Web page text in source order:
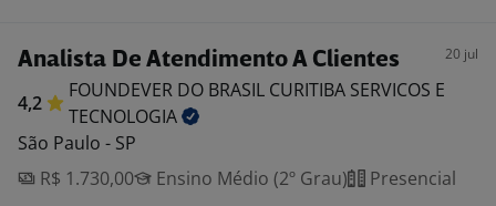
Analista De Atendimento A Clientes 20 jul
4,2
FOUNDEVER DO BRASIL CURITIBA SERVICOS E
TECNOLOGIA
São Paulo - SP
R$ 1.730,00
Ensino Médio (2º Grau) Presencial